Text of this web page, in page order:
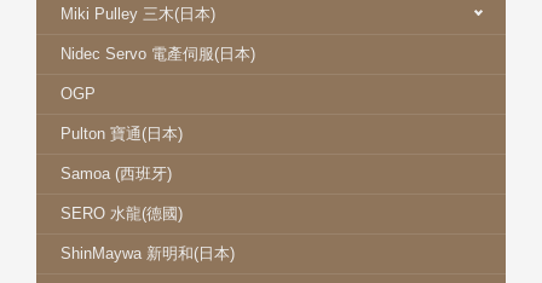
Miki Pulley 三木(日本)
Nidec Servo 電產伺服(日本)
OGP
Pulton 寶通(日本)
Samoa (西班牙)
SERO 水龍(德國)
ShinMaywa 新明和(日本)